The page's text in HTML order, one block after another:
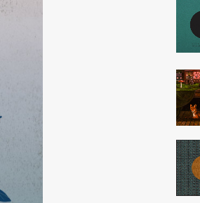
| Laura Breiling